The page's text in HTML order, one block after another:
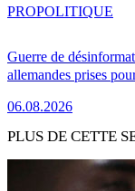
Guerre de
allemandes prises
06.08.2026
PROPOLITIQUE
PLUS DE CETTE